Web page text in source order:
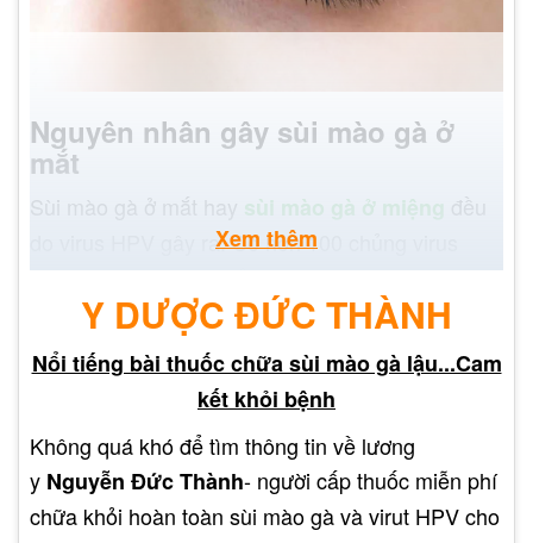
Nguyên nhân gây sùi mào gà ở
mắt
Sùi mào gà ở mắt hay
do virus HPV gây ra. Có hơn 100 chủng virus
HPV, trong đó có 2 chủng HPV 6 và HPV 11 là
nguyên nhân phổ biến nhất gây sùi mào gà ở
mắt. Cách lây nhiễm sùi mào gà mắt của Virus
HPV có thể lây truyền qua các con đường sau:
Quan hệ tình dục không an toàn, bao gồm
quan hệ tình dục qua đường âm đạo, hậu
môn, hoặc miệng.
Dùng chung đồ dùng cá nhân với người mắc
Xem thêm
Y DƯỢC ĐỨC THÀNH
Nổi tiếng bài thuốc chữa sùi mào gà lậu...Cam
kết khỏi bệnh
Không quá khó để tìm thông tin về lương
y Nguyễn Đức Thành- người cấp thuốc miễn phí
chữa khỏi hoàn toàn sùi mào gà và virut HPV cho